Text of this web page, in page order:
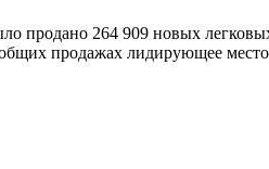
продано 264 909 новых
продажах лидирующее